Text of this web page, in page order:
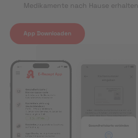
Medikamente nach Hause erhalten
App Downloaden